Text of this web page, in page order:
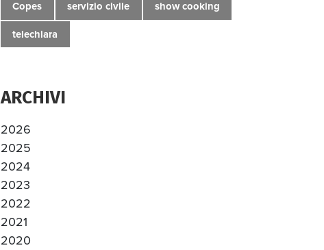
Copes servizio civile show cooking
telechiara
ARCHIVI
2026
2025
2024
2023
2022
2021
2020